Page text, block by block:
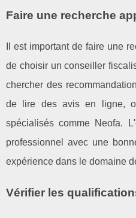
Faire une recherche
Il est important de faire une
de choisir un conseiller
chercher des
de lire des avis en ligne,
spécialisés comme Neofa.
professionnel avec une
expérience dans le domaine
Vérifier les